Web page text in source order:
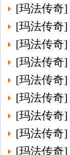
[玛法传奇]
[玛法传奇]
[玛法传奇]
[玛法传奇]
[玛法传奇]
[玛法传奇]
[玛法传奇]
[玛法传奇]
[玛法传奇]